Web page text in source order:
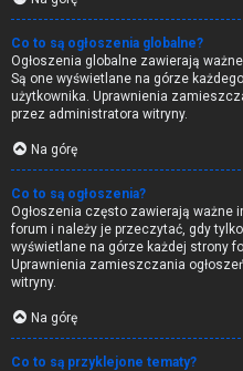
Co to są ogłoszenia globalne?
Ogłoszenia globalne zawierają
Są one wyświetlane na górze
użytkownika. Uprawnienia
przez administratora witryny.
Na górę
Co to są ogłoszenia?
Ogłoszenia często zawierają
forum i należy je przeczytać, gdy
wyświetlane na górze każdej strony
Uprawnienia zamieszczania
witryny.
Na górę
Co to są przyklejone tematy?